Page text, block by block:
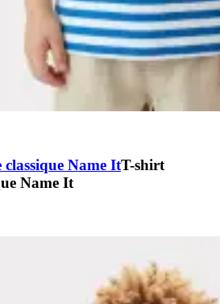
Name ItT-shirt
Name It